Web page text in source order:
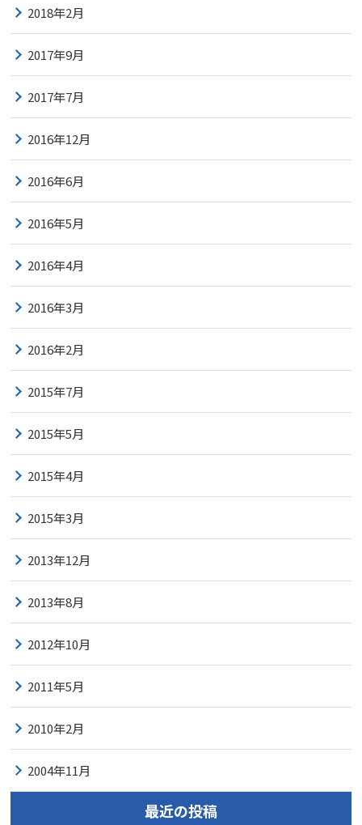
2018年2月
2017年9月
2017年7月
2016年12月
2016年6月
2016年5月
2016年4月
2016年3月
2016年2月
2015年7月
2015年5月
2015年4月
2015年3月
2013年12月
2013年8月
2012年10月
2011年5月
2010年2月
2004年11月
最近の投稿